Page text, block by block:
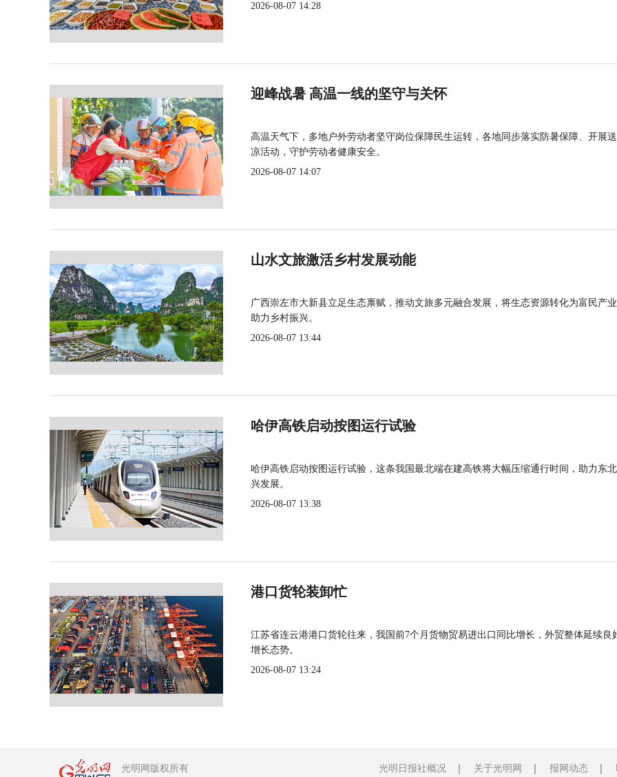
2026-08-07 14:28
迎峰战暑 高温一线的坚守与关怀
高温天气下，多地户外劳动者坚守岗位保障民生运转，各地同步落实防暑保障、开展
凉活动，守护劳动者健康安全。
2026-08-07 14:07
山水文旅激活乡村发展动能
广西崇左市大新县立足生态禀赋，推动文旅多元融合发展，将生态资源转化为富民产
助力乡村振兴。
2026-08-07 13:44
哈伊高铁启动按图运行试验
哈伊高铁启动按图运行试验，这条我国最北端在建高铁将大幅压缩通行时间，助力东
兴发展。
2026-08-07 13:38
港口货轮装卸忙
江苏省连云港港口货轮往来，我国前7个月货物贸易进出口同比增长，外贸整体延续良
增长态势。
2026-08-07 13:24
光明网版权所有 光明日报社概况 关于光明网 报网动态